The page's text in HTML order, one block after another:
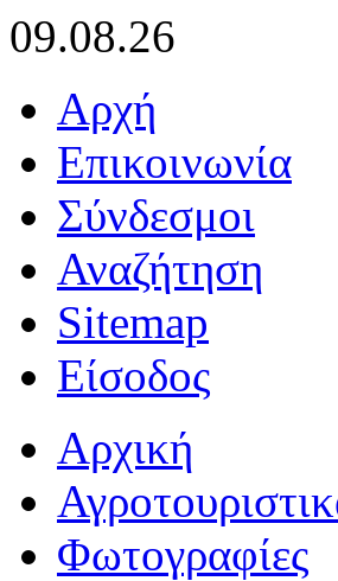
09.08.26
Αρχή
Επικοινωνία
Σύνδεσμοι
Αναζήτηση
Sitemap
Είσοδος
Αρχική
Φωτογραφίες